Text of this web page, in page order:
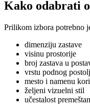
Kako odabrati
Prilikom izbora potrebno
dimenziju zastave
visinu prostorije
broj zastava u
vrstu podnog
mesto i namenu
željeni vizuelni stil
učestalost